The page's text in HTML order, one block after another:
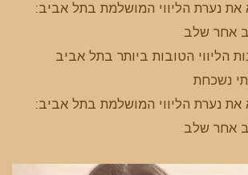
את נערת הליווי המושלמת בתל אביב:
אחר שלב
הליווי הטובות ביותר בתל אביב
נשכחת
את נערת הליווי המושלמת בתל אביב:
אחר שלב